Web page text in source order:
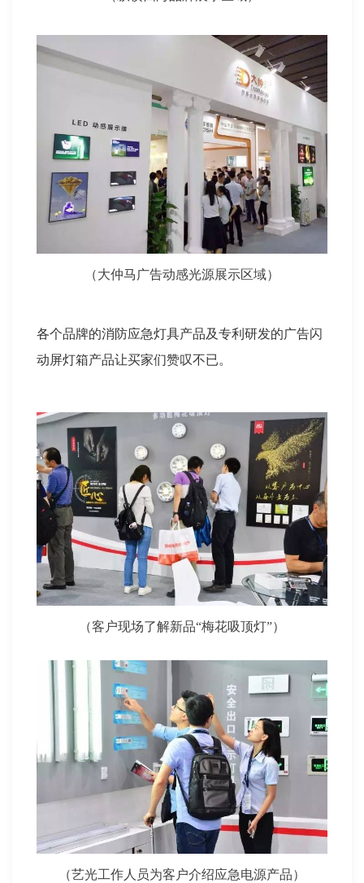
（大仲马广告动感光源展示区域）
各个品牌的消防应急灯具产品及专利研发的广告闪
动屏灯箱产品让买家们赞叹不已。
（客户现场了解新品“梅花吸顶灯”）
（艺光工作人员为客户介绍应急电源产品）